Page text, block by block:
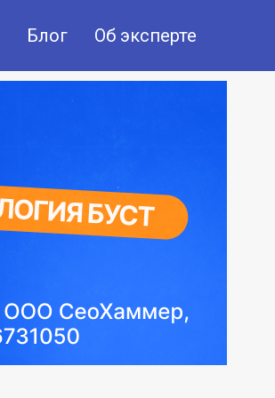
Блог Об эксперте